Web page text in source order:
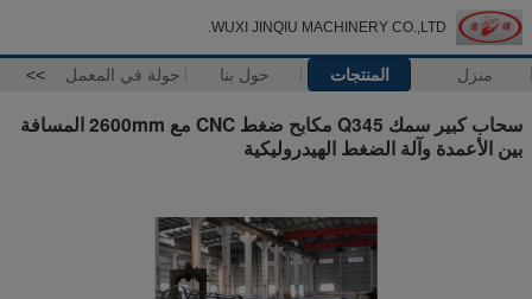
WUXI JINQIU MACHINERY CO.,LTD.
منزل المنتجات حول بنا جولة في المعمل >>
سحاب كبير سمك Q345 مكابح ضغط CNC مع 2600mm المسافة
بين الأعمدة وآلة الضغط الهيدروليكية